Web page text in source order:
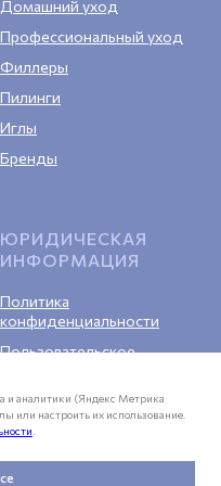
Домашний уход
Профессиональный уход
Филлеры
Пилинги
Иглы
Бренды
ЮРИДИЧЕСКАЯ
ИНФОРМАЦИЯ
Политика
конфиденциальности
Пользовательское
Публичная оферта
и аналитики (Яндекс Метрика
или настроить их использование.